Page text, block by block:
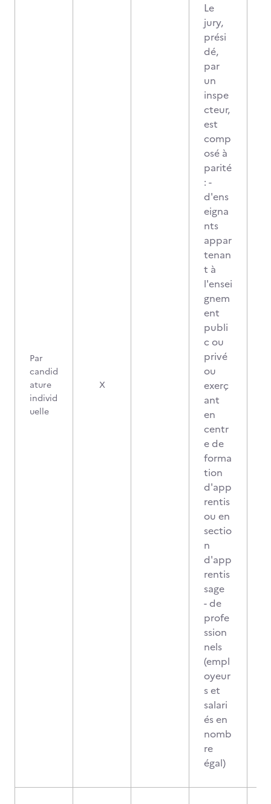
Par
candid
ature
individ
uelle
X
Le
jury,
prési
dé,
par
un
inspe
cteur,
est
comp
osé à
parité
: -
d'ens
eigna
nts
appar
tenan
t à
l'ensei
gnem
ent
publi
c ou
privé
ou
exerç
ant
en
centr
e de
forma
tion
d'app
rentis
ou en
sectio
n
d'app
rentis
sage
- de
profe
ssion
nels
(empl
oyeur
s et
salari
és en
nomb
re
égal)